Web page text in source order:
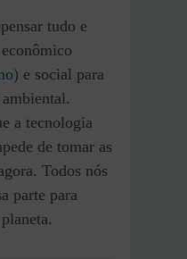
tudo e
e social para
a tecnologia
de tomar as
Todos nós
parte para